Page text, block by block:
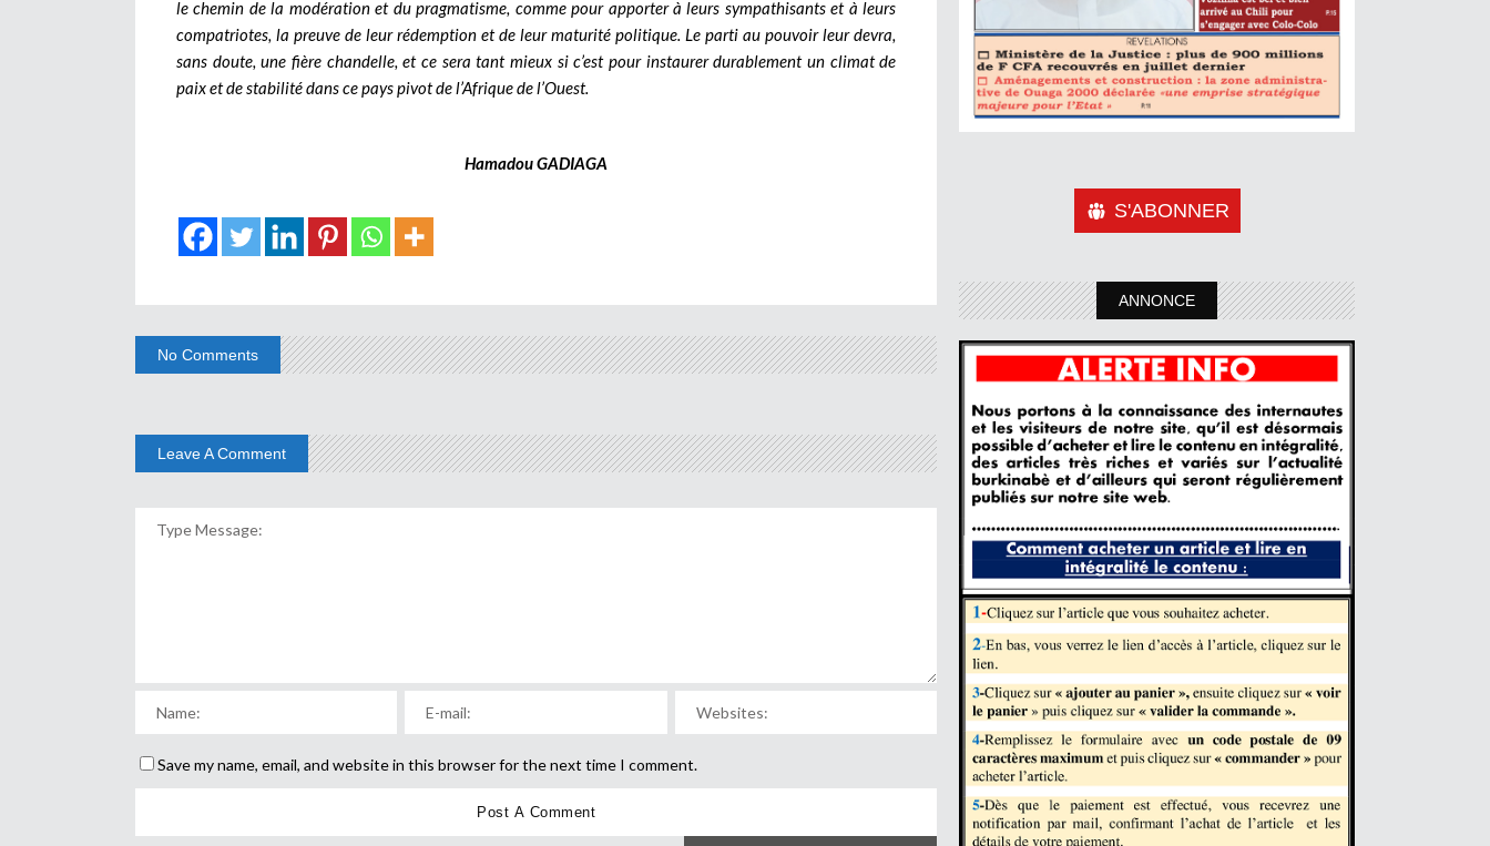
le chemin de la modération et du pragmatisme, comme pour apporter à leurs sympathisants et à leurs
compatriotes, la preuve de leur rédemption et de leur maturité politique. Le parti au pouvoir leur devra,
sans doute, une fière chandelle, et ce sera tant mieux si c’est pour instaurer durablement un climat de
paix et de stabilité dans ce pays pivot de l’Afrique de l’Ouest.
Hamadou GADIAGA
No Comments
Leave A Comment
Save my name, email, and website in this browser for the next time I comment.
S'ABONNER
ANNONCE